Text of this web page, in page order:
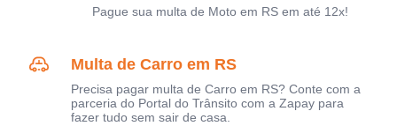
Pague sua multa de Moto em RS em até 12x!
Multa de Carro em RS
Precisa pagar multa de Carro em RS? Conte com a
parceria do Portal do Trânsito com a Zapay para
fazer tudo sem sair de casa.